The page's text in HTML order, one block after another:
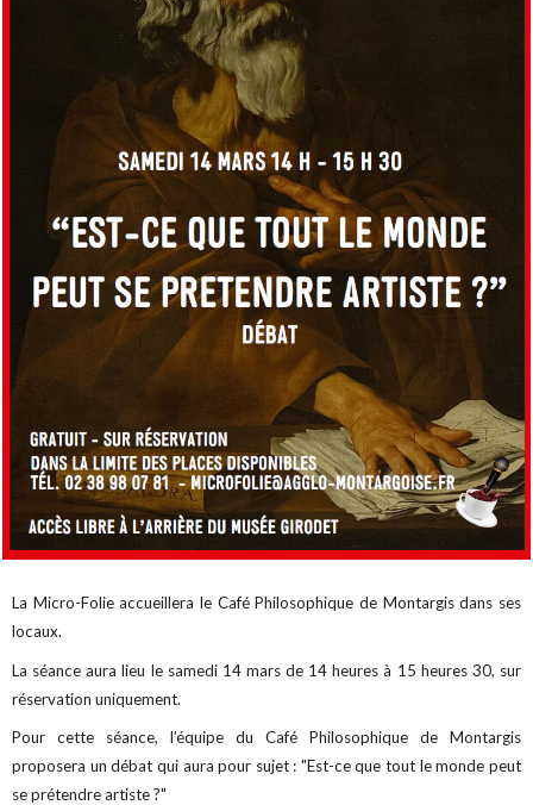
La Micro-Folie accueillera le Café Philosophique de Montargis dans ses
locaux.
La séance aura lieu le samedi 14 mars de 14 heures à 15 heures 30, sur
réservation uniquement.
Pour cette séance, l’équipe du Café Philosophique de Montargis
proposera un débat qui aura pour sujet : "Est-ce que tout le monde peut
se prétendre artiste ?"